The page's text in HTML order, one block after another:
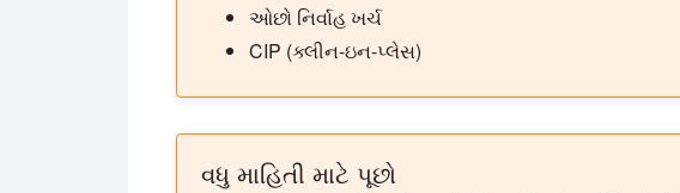
ઓછો નિર્વાહ ખર્ચ
CIP (ક્લીન-ઇન-પ્લેસ)
વધુ માહિતી માટે પૂછો